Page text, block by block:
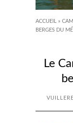
ACCUEIL »
BERGES DU
Le